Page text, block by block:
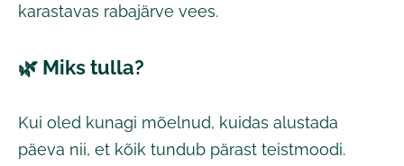
karastavas rabajärve vees.
🌿 Miks tulla?
Kui oled kunagi mõelnud, kuidas alustada
päeva nii, et kõik tundub pärast teistmoodi.